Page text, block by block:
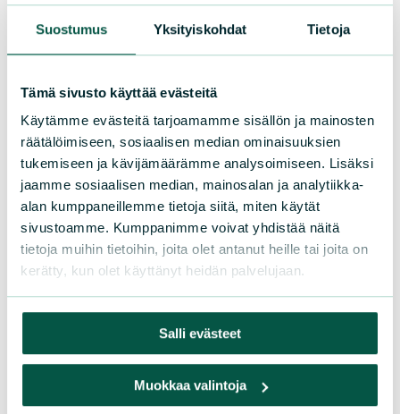
Suostumus Yksityiskohdat Tietoja
Tämä sivusto käyttää evästeitä
Käytämme evästeitä tarjoamamme sisällön ja mainosten
räätälöimiseen, sosiaalisen median ominaisuuksien
tukemiseen ja kävijämäärämme analysoimiseen. Lisäksi
jaamme sosiaalisen median, mainosalan ja analytiikka-
alan kumppaneillemme tietoja siitä, miten käytät
sivustoamme. Kumppanimme voivat yhdistää näitä
tietoja muihin tietoihin, joita olet antanut heille tai joita on
kerätty, kun olet käyttänyt heidän palvelujaan.
Salli evästeet
Muokkaa valintoja
Lakiasiaintoimisto Maailma vaativat
viranomaisia tutkimaan
Metsähallituksen
hakkuusuunnitelmien laillisuutta.
Lue lisää
Pitkät | 13.05.2026
Kaukokartoituksesta